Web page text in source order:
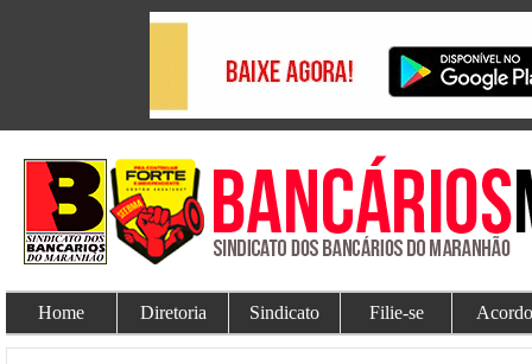
Home Diretoria Sindicato Filie-se